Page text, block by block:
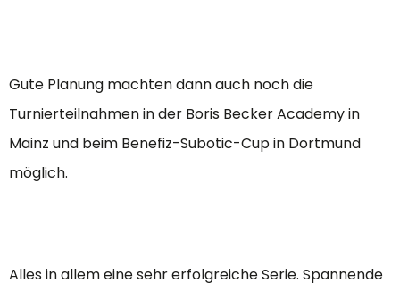
Gute Planung machten dann auch noch die
Turnierteilnahmen in der Boris Becker Academy in
Mainz und beim Benefiz-Subotic-Cup in Dortmund
möglich.
Alles in allem eine sehr erfolgreiche Serie. Spannende